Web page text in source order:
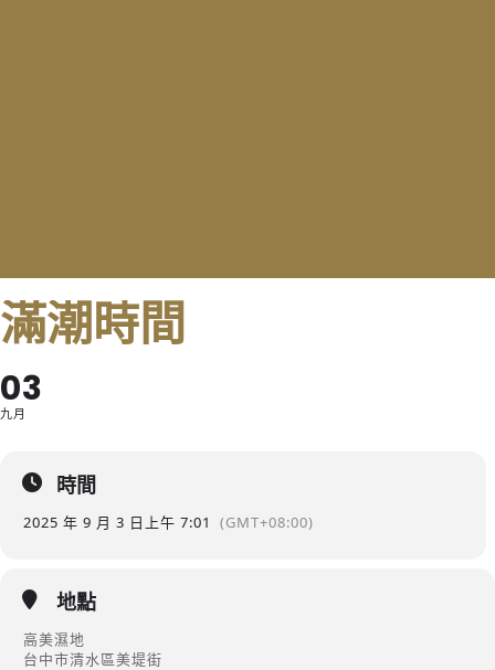
滿潮時間
03
九月
時間
2025 年 9 月 3 日 上午 7:01 (GMT+08:00)
地點
高美濕地
台中市清水區美堤街